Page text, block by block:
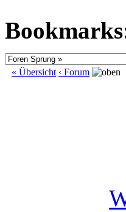
Bookmarks
« Übersicht ‹ Forum